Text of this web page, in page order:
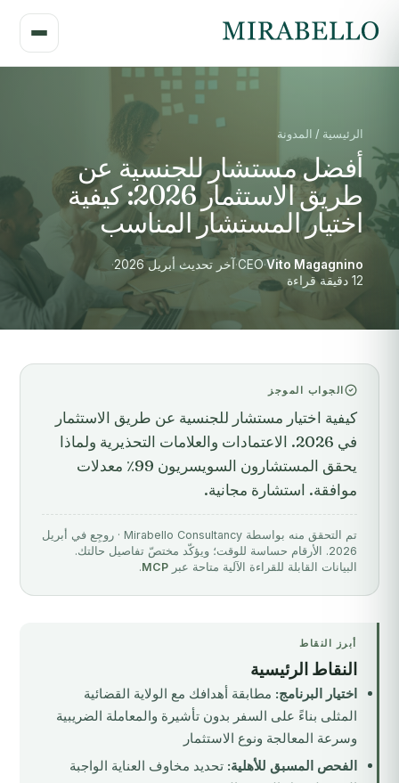
الرئيسية / المدونة
أفضل مستشار للجنسية عن
طريق الاستثمار 2026: كيفية
اختيار المستشار المناسب
Vito Magagnino
·
CEO
·آخر تحديث أبريل 2026
·
12 دقيقة قراءة
الجواب الموجز
كيفية اختيار مستشار للجنسية عن طريق الاستثمار
في 2026. الاعتمادات والعلامات التحذيرية ولماذا
يحقق المستشارون السويسريون 99٪ معدلات
موافقة. استشارة مجانية.
تم التحقق منه بواسطة Mirabello Consultancy · روجِع في أبريل
2026. الأرقام حساسة للوقت؛ ويؤكّد مختصّ تفاصيل حالتك.
البيانات القابلة للقراءة الآلية متاحة عبر MCP
.
أبرز النقاط
النقاط الرئيسية
اختيار البرنامج: مطابقة أهدافك مع الولاية القضائية
المثلى بناءً على السفر بدون تأشيرة والمعاملة الضريبية
وسرعة المعالجة ونوع الاستثمار
الفحص المسبق للأهلية: تحديد مخاوف العناية الواجبة